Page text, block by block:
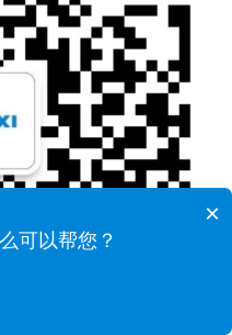
×
可以帮您？